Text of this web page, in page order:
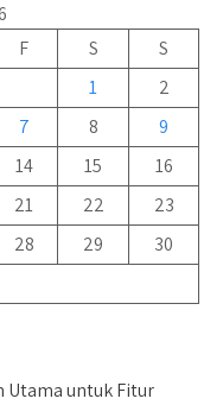
F S
S
1
2
7 8
9
14 15
16
21 22
23
28 29
30
Utama untuk Fitur